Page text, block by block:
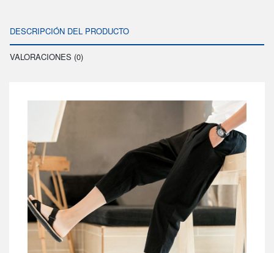
DESCRIPCIÓN DEL PRODUCTO
VALORACIONES (0)